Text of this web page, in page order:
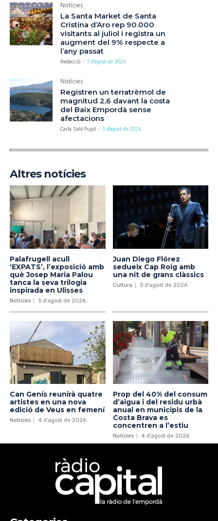
Notícies
La Santa Market de Santa
Cristina d’Aro rep 90.000
visitants al juliol i registra un
augment del 9% respecte a
l’any passat
Redacció - 5 d'agost de 2026
Notícies
Registren un terratrèmol de
magnitud 2,6 davant la costa
del Baix Empordà sense
afectacions
Carla Saló Pujol - 5 d'agost de 2026
Altres notícies
Palafrugell acull
‘EXPATS’, l’exposició amb
què Josep Maria Palou
tanca la seva trilogia
inspirada en Ulisses
Notícies 5 d'agost de 2026
Juan Diego Flórez
sedueix Cap Roig amb
una nit de grans clàssics
Cultura 5 d'agost de 2026
Can Genís reunirà quatre
artistes en una nova
edició de Veus en femení
Notícies 4 d'agost de 2026
Prop del 40% del consum
d’aigua i del residu urbà
anual en municipis de la
Costa Brava es
concentren a l’estiu
Notícies 4 d'agost de 2026